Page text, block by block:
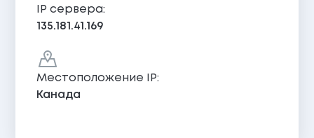
IP сервера:
135.181.41.169
Местоположение IP:
Канада